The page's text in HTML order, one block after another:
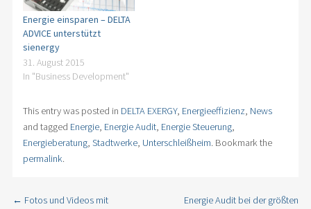
Energie einsparen – DELTA
ADVICE unterstützt
sienergy
31. August 2015
In "Business Development"
This entry was posted in DELTA EXERGY, Energieeffizienz, News
and tagged Energie, Energie Audit, Energie Steuerung,
Energieberatung, Stadtwerke, Unterschleißheim. Bookmark the
permalink.
Post navigation
← Fotos und Videos mit
Energie Audit bei der größten